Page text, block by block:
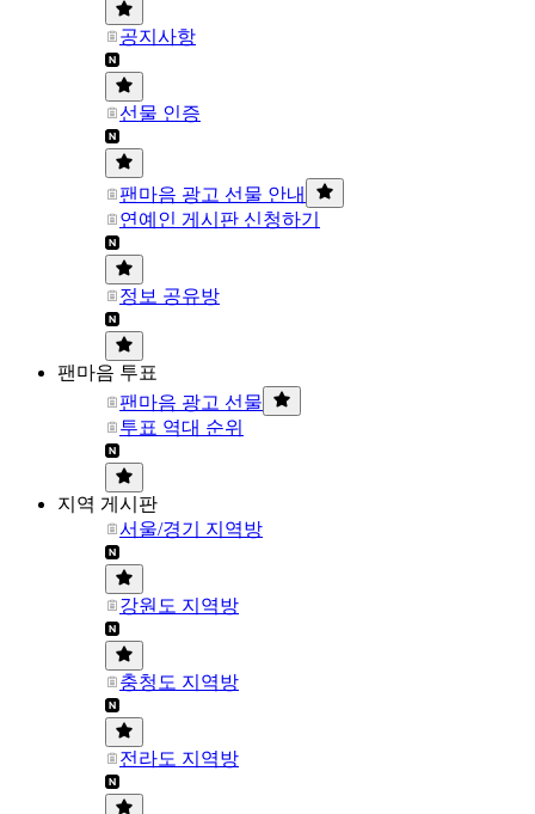
공지사항
선물 인증
팬마음 광고 선물 안내
연예인 게시판 신청하기
정보 공유방
팬마음 투표
팬마음 광고 선물
투표 역대 순위
지역 게시판
서울/경기 지역방
강원도 지역방
충청도 지역방
전라도 지역방